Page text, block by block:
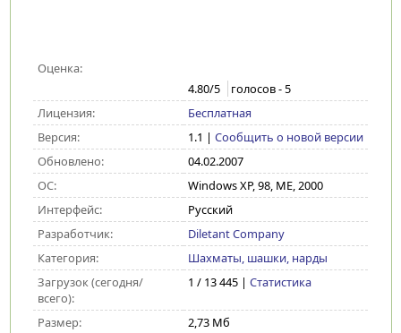
Оценка:
4.80/5 голосов -5
Лицензия:
Бесплатная
Версия:
1.1 | Сообщить о новой версии
Обновлено:
04.02.2007
ОС:
Windows XP, 98, ME, 2000
Интерфейс:
Русский
Разработчик:
Diletant Company
Категория:
Шахматы, шашки, нарды
Загрузок (сегодня/
всего):
1 / 13 445 | Статистика
Размер: 2,73 Мб